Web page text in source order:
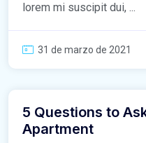
lorem mi suscipit dui, ...
31 de marzo de 2021
5 Questions to
Apartment